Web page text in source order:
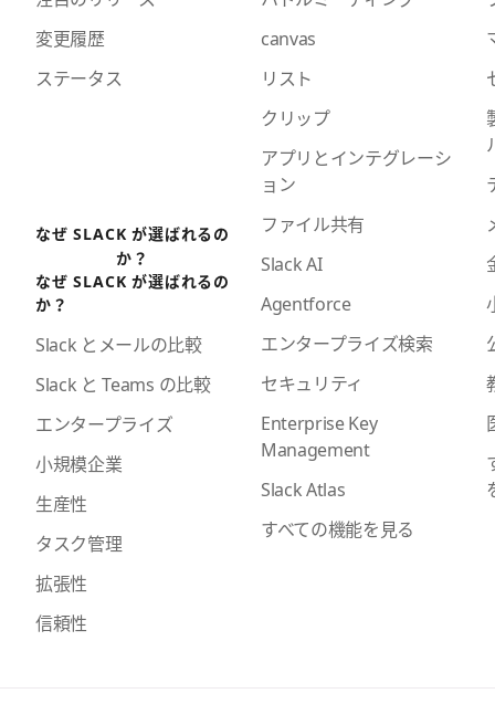
変更履歴
ステータス
なぜ SLACK が選ばれるの
か？
なぜ SLACK が選ばれるの
か？
Slack とメールの比較
Slack と Teams の比較
エンタープライズ
小規模企業
生産性
タスク管理
拡張性
信頼性
canvas
リスト
クリップ
アプリとインテグレーシ
ョン
ファイル共有
Slack AI
Agentforce
エンタープライズ検索
セキュリティ
Enterprise Key
Management
Slack Atlas
すべての機能を見る